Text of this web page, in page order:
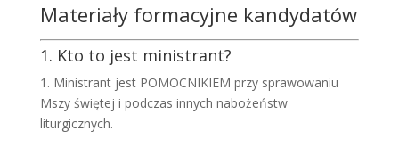
Materiały formacyjne kandydatów
1. Kto to jest ministrant?
1. Ministrant jest POMOCNIKIEM przy sprawowaniu
Mszy świętej i podczas innych nabożeństw
liturgicznych.